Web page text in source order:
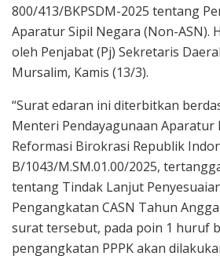
800/413/BKPSDM-2025 tentang
Aparatur Sipil Negara (Non-ASN).
oleh Penjabat (Pj) Sekretaris
Mursalim, Kamis (13/3).
“Surat edaran ini diterbitkan
Menteri Pendayagunaan Aparatur
Reformasi Birokrasi Republik
B/1043/M.SM.01.00/2025,
tentang Tindak Lanjut
Pengangkatan CASN Tahun
surat tersebut, pada poin 1 huruf
pengangkatan PPPK akan